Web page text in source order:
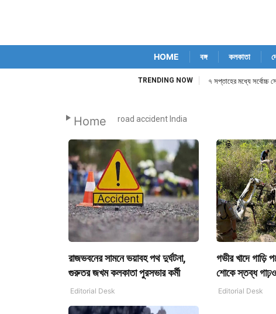
HOME বঙ্গ কলকাতা
TRENDING NOW ৭ সপ্তাহের মধ্যে সর্বোচ্চ
Home road accident India
রাজভবনের সামনে ভয়াবহ পথ দুর্ঘটনা,
গুরুতর জখম কলকাতা পুরসভার কর্মী
Editorial Desk
গভীর খাদে গাড়ি
শোকে স্তব্ধ
Editorial Desk